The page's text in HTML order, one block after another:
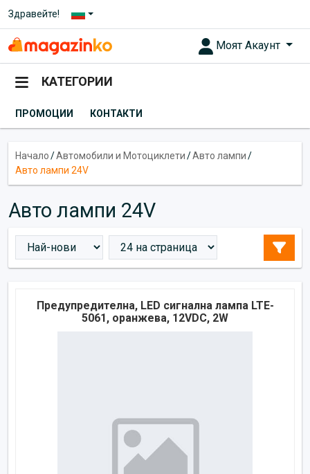
Здравейте!
Моят Акаунт
КАТЕГОРИИ
ПРОМОЦИИ КОНТАКТИ
Начало/Автомобили и Мотоциклети/Авто лампи/
Авто лампи 24V
Авто лампи 24V
Предупредителна, LED сигнална лампа LTE-
5061, оранжева, 12VDC, 2W